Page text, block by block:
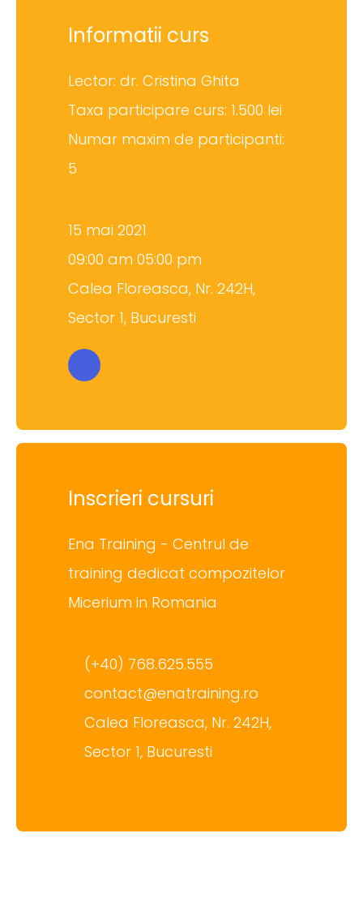
Informatii curs
Lector: dr. Cristina Ghita
Taxa participare curs: 1.500 lei
Numar maxim de participanti:
5
15 mai 2021
09:00 am 05:00 pm
Calea Floreasca, Nr. 242H,
Sector 1, Bucuresti
Inscrieri cursuri
Ena Training - Centrul de
training dedicat compozitelor
Micerium in Romania
(+40) 768.625.555
contact@enatraining.ro
Calea Floreasca, Nr. 242H,
Sector 1, Bucuresti